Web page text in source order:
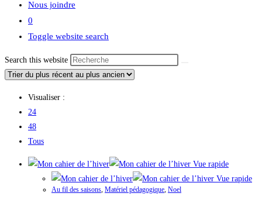
Nous joindre
0
Toggle website search
Search this website
Visualiser :
24
48
Tous
Vue rapide
Vue rapide
Au fil des saisons, Matériel pédagogique, Noel